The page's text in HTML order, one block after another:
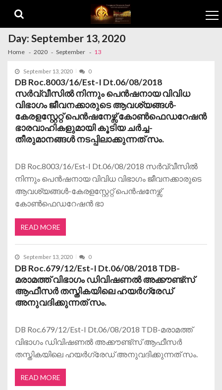
Day:September 13, 2020
Home 2020 September 13
September 13, 2020 0
DB Roc.8003/16/Est-I Dt.06/08/2018
സര്‍വ്വീസില്‍ നിന്നും പെന്‍ഷനായ വിവിധ
വിഭാഗം ജീവനക്കാരുടെ ആവശ്യങ്ങള്‍-
കേരളസ്റ്റേറ്റ് പെന്‍ഷനേഴ്സ് കോണ്‍ഫെഡറേഷന്‍
ഭാരവാഹികളുമായി കൂടിയ ചര്‍ച്ച-
തീരുമാനങ്ങള്‍ നടപ്പിലാക്കുന്നത് സം.
DB Roc.8003/16/Est-I Dt.06/08/2018 സര്‍വ്വീസില്‍
നിന്നും പെന്‍ഷനായ വിവിധ വിഭാഗം ജീവനക്കാരുടെ
ആവശ്യങ്ങള്‍-കേരളസ്റ്റേറ്റ് പെന്‍ഷനേഴ്സ്
കോണ്‍ഫെഡറേഷന്‍ ഭാ
READ MORE
September 13, 2020 0
DB Roc.679/12/Est-I Dt.06/08/2018 TDB-
മരാമത്ത് വിഭാഗം ഡിവിഷണല്‍ അക്കൗണ്ട്‌സ്
ആഫീസര്‍ തസ്തികയിലെ ഹയര്‍ഗ്രേഡ്
അനുവദിക്കുന്നത് സം.
DB Roc.679/12/Est-I Dt.06/08/2018 TDB-മരാമത്ത്
വിഭാഗം ഡിവിഷണല്‍ അക്കൗണ്ട്‌സ് ആഫീസര്‍
തസ്തികയിലെ ഹയര്‍ഗ്രേഡ് അനുവദിക്കുന്നത് സം.
READ MORE